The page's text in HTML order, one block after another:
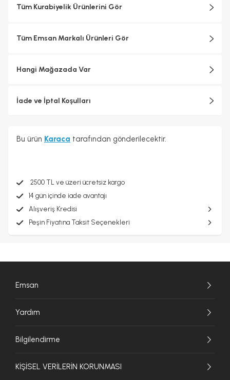
Tüm Kurabiyelik Ürünlerini Gör
Tüm Emsan Markalı Ürünleri Gör
Hangi Mağazada Var
İade ve İptal Koşulları
Bu ürün Karaca tarafından gönderilecektir.
2500 TL ve üzeri ücretsiz kargo
14 gün içinde iade avantajı
Alışveriş Kredisi
Peşin Fiyatına Taksit Seçenekleri
Emsan
Yardım
Bilgilendirme
KİŞİSEL VERİLERİN KORUNMASI